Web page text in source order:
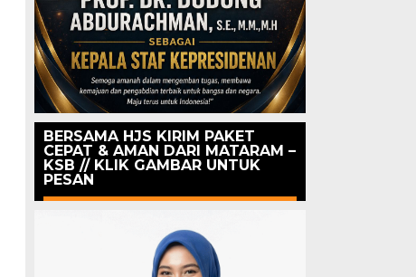
BERSAMA HJS KIRIM PAKET
CEPAT & AMAN DARI MATARAM –
KSB // KLIK GAMBAR UNTUK
PESAN